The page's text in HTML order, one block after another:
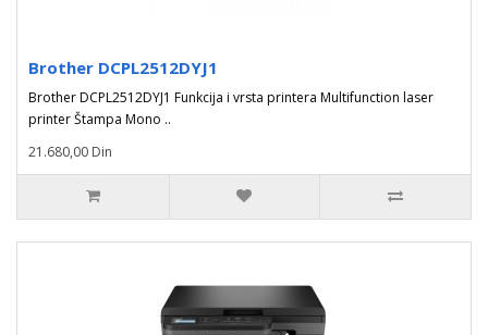
Brother DCPL2512DYJ1
Brother DCPL2512DYJ1 Funkcija i vrsta printera Multifunction laser
printer Štampa Mono ..
21.680,00 Din